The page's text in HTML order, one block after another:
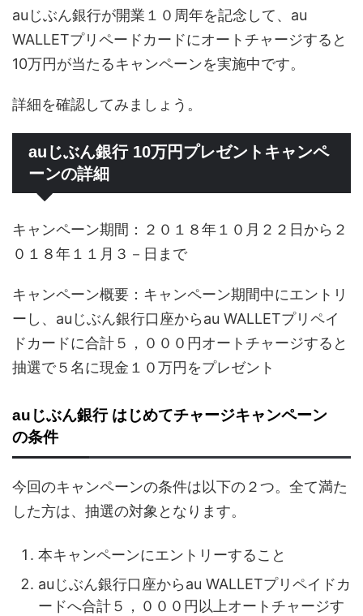
auじぶん銀行が開業１０周年を記念して、au
WALLETプリペードカードにオートチャージすると
10万円が当たるキャンペーンを実施中です。
詳細を確認してみましょう。
auじぶん銀行 10万円プレゼントキャンペ
ーンの詳細
キャンペーン期間：２０１８年１０月２２日から２
０１８年１１月３－日まで
キャンペーン概要：キャンペーン期間中にエントリ
ーし、auじぶん銀行口座からau WALLETプリペイ
ドカードに合計５，０００円オートチャージすると
抽選で５名に現金１０万円をプレゼント
auじぶん銀行 はじめてチャージキャンペーン
の条件
今回のキャンペーンの条件は以下の２つ。全て満た
した方は、抽選の対象となります。
本キャンペーンにエントリーすること
auじぶん銀行口座からau WALLETプリペイドカ
ードへ合計５，０００円以上オートチャージす